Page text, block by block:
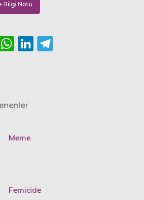
Bilgi Notu
WhatsApp
LinkedIn
Meme
Femicide